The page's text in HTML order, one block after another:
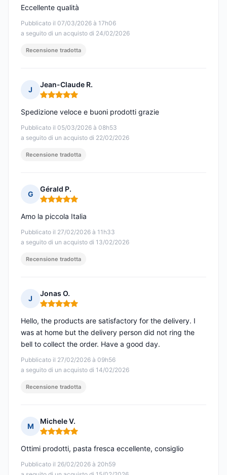
Pubblicato il 07/03/2026 à 17h06
a seguito di un acquisto di 24/02/2026
Eccellente qualità
Recensione tradotta
J
Jean-Claude R.
Nota: 5 su 5
Pubblicato il 05/03/2026 à 08h53
a seguito di un acquisto di 22/02/2026
Spedizione veloce e buoni prodotti grazie
Recensione tradotta
G
Gérald P.
Nota: 5 su 5
Pubblicato il 27/02/2026 à 11h33
a seguito di un acquisto di 13/02/2026
Amo la piccola Italia
Recensione tradotta
J
Jonas O.
Nota: 5 su 5
Pubblicato il 27/02/2026 à 09h56
a seguito di un acquisto di 14/02/2026
Hello, the products are satisfactory for the delivery. I
was at home but the delivery person did not ring the
bell to collect the order. Have a good day.
Recensione tradotta
M
Michele V.
Nota: 5 su 5
Pubblicato il 26/02/2026 à 20h59
Ottimi prodotti, pasta fresca eccellente, consiglio